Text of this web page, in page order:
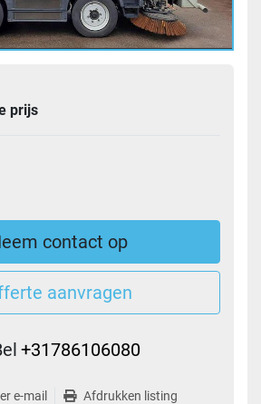
prijs
contact op
aanvragen
+31786106080
e-mail Afdrukken listing